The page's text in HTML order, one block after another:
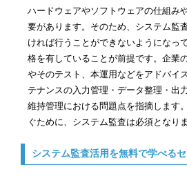
ハードウェアやソフトウェアの仕組み
要があります。そのため、システム監
ければ行うことができないようになっ
格を有していることが前提です。企業
やそのテスト、本運用などをアドバイ
テナンスの入力管理・データ整理・出
維持管理における問題点を指摘します
ぐために、システム監査は必須となりま
システム監査活用を無料で学べる